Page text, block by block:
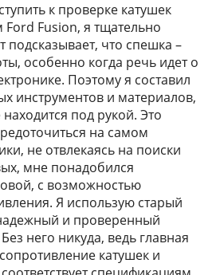
к проверке катушек
Fusion, я тщательно
подсказывает, что спешка –
особенно когда речь идет о
Поэтому я составил
инструментов и материалов,
под рукой. Это
на самом
не отвлекаясь на поиски
мне понадобился
с возможностью
Я использую старый
и проверенный
него никуда, ведь главная
катушек и